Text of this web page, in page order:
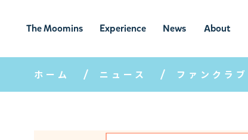
The Moomins
ムーミンの
世界
Experience
ムーミンの世
界を楽しむ
News
ニュ
ース
About
ムーミン
について
ホーム ニュース ファンクラブ